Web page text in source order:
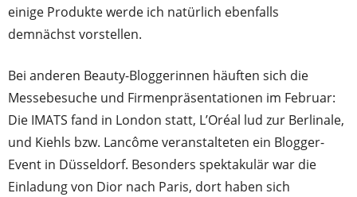
einige Produkte werde ich natürlich ebenfalls
demnächst vorstellen.
Bei anderen Beauty-Bloggerinnen häuften sich die
Messebesuche und Firmenpräsentationen im Februar:
Die IMATS fand in London statt, L’Oréal lud zur Berlinale,
und Kiehls bzw. Lancôme veranstalteten ein Blogger-
Event in Düsseldorf. Besonders spektakulär war die
Einladung von Dior nach Paris, dort haben sich